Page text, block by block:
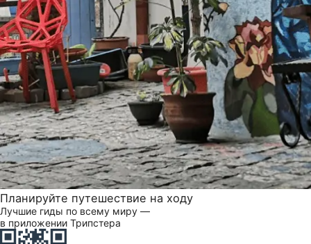
Планируйте путешествие на ходу
Лучшие гиды по всему миру —
в приложении Трипстера